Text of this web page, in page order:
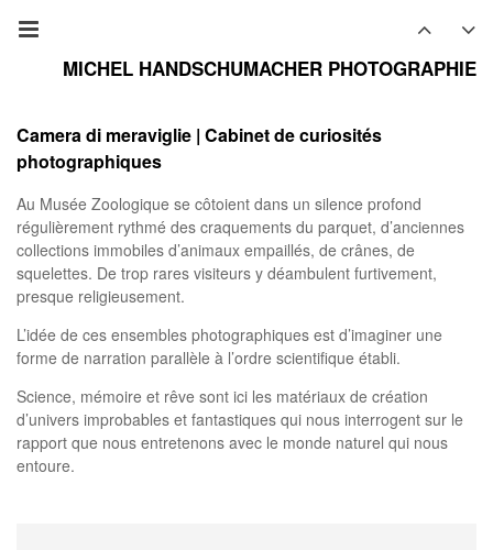
MICHEL HANDSCHUMACHER PHOTOGRAPHIE
Camera di meraviglie | Cabinet de curiosités
photographiques
Au Musée Zoologique se côtoient dans un silence profond
régulièrement rythmé des craquements du parquet, d’anciennes
collections immobiles d’animaux empaillés, de crânes, de
squelettes. De trop rares visiteurs y déambulent furtivement,
presque religieusement.
L’idée de ces ensembles photographiques est d’imaginer une
forme de narration parallèle à l’ordre scientifique établi.
Science, mémoire et rêve sont ici les matériaux de création
d’univers improbables et fantastiques qui nous interrogent sur le
rapport que nous entretenons avec le monde naturel qui nous
entoure.